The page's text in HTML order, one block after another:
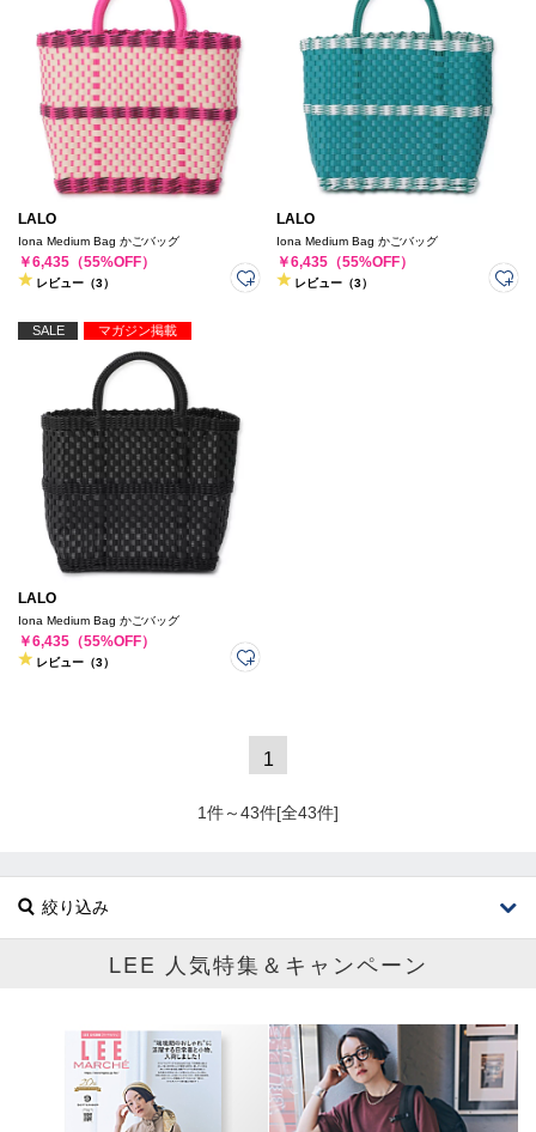
LALO
Iona Medium Bag かごバッグ
￥6,435（55%OFF）
レビュー（3）
LALO
Iona Medium Bag かごバッグ
￥6,435（55%OFF）
レビュー（3）
SALE マガジン掲載
LALO
Iona Medium Bag かごバッグ
￥6,435（55%OFF）
レビュー（3）
1
1件～43件[全43件]
絞り込み
ブランド
LEE 人気特集＆キャンペーン